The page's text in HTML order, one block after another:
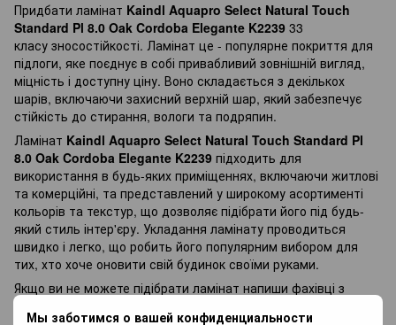
Мы заботимся о вашей конфиденциальности
Придбати ламінат Kaindl Aquapro Select Natural Touch
Standard Pl 8.0 Oak Cordoba Elegante K2239 33
класу зносостійкості. Ламінат це - популярне покриття для
підлоги, яке поєднує в собі привабливий зовнішній вигляд,
міцність і доступну ціну. Воно складається з декількох
шарів, включаючи захисний верхній шар, який забезпечує
стійкість до стирання, вологи та подряпин.
Ламінат Kaindl Aquapro Select Natural Touch Standard Pl
8.0 Oak Cordoba Elegante K2239 підходить для
використання в будь-яких приміщеннях, включаючи житлові
та комерційні, та представлений у широкому асортименті
кольорів та текстур, що дозволяє підібрати його під будь-
який стиль інтер'єру. Укладання ламінату проводиться
швидко і легко, що робить його популярним вибором для
тих, хто хоче оновити свій будинок своїми руками.
Якщо ви не можете підібрати ламінат напиши фахівці з